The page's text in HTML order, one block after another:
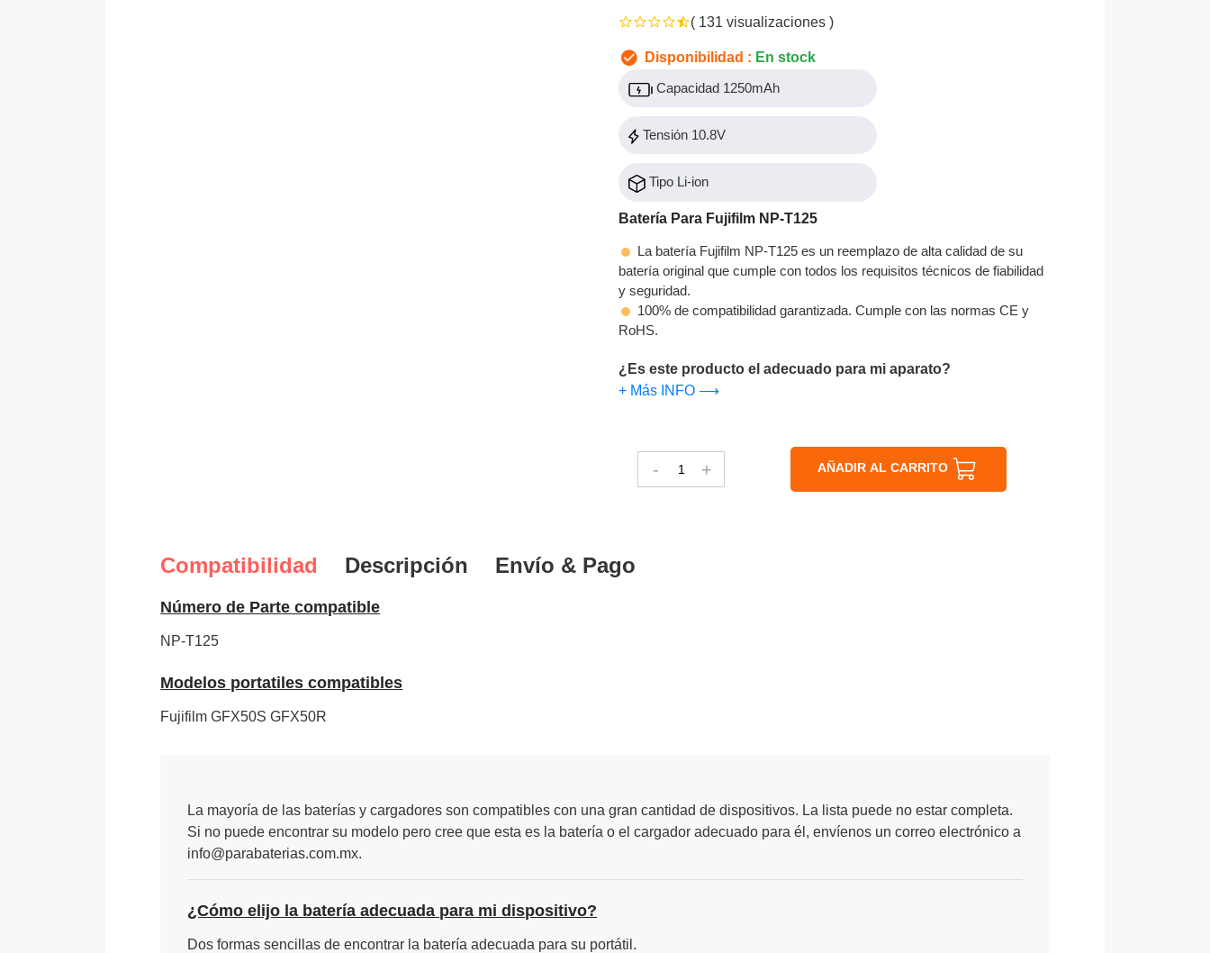
( 131 visualizaciones )
Disponibilidad : En stock
Capacidad 1250mAh
Tensión 10.8V
Tipo Li-ion
Batería Para Fujifilm NP-T125
La batería Fujifilm NP-T125 es un reemplazo de alta calidad de su
batería original que cumple con todos los requisitos técnicos de fiabilidad
y seguridad.
100% de compatibilidad garantizada. Cumple con las normas CE y
RoHS.
¿Es este producto el adecuado para mi aparato?
+ Más INFO ⟶
- + AÑADIR AL CARRITO
Compatibilidad Descripción Envío & Pago
Número de Parte compatible
NP-T125
Modelos portatiles compatibles
Fujifilm GFX50S GFX50R
La mayoría de las baterías y cargadores son compatibles con una gran cantidad de dispositivos. La lista puede no estar completa.
Si no puede encontrar su modelo pero cree que esta es la batería o el cargador adecuado para él, envíenos un correo electrónico a
info@parabaterias.com.mx.
¿Cómo elijo la batería adecuada para mi dispositivo?
Dos formas sencillas de encontrar la batería adecuada para su portátil.